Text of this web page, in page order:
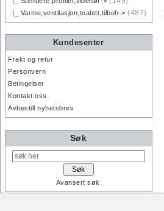
|_ Varme,ventilasjon,toalett,tilbeh-> (487)
Kundesenter
Frakt og retur
Personvern
Betingelser
Kontakt oss
Avbestill nyhetsbrev
Søk
Avansert søk